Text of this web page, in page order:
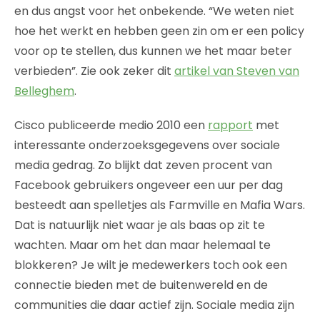
en dus angst voor het onbekende. “We weten niet
hoe het werkt en hebben geen zin om er een policy
voor op te stellen, dus kunnen we het maar beter
verbieden”. Zie ook zeker dit artikel van Steven van
Belleghem.
Cisco publiceerde medio 2010 een rapport met
interessante onderzoeksgegevens over sociale
media gedrag. Zo blijkt dat zeven procent van
Facebook gebruikers ongeveer een uur per dag
besteedt aan spelletjes als Farmville en Mafia Wars.
Dat is natuurlijk niet waar je als baas op zit te
wachten. Maar om het dan maar helemaal te
blokkeren? Je wilt je medewerkers toch ook een
connectie bieden met de buitenwereld en de
communities die daar actief zijn. Sociale media zijn